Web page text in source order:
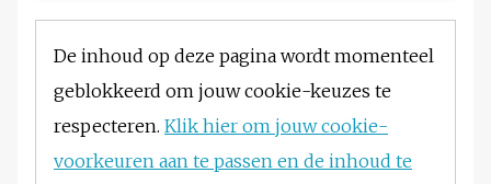
De inhoud op deze pagina wordt momenteel
geblokkeerd om jouw cookie-keuzes te
respecteren. Klik hier om jouw cookie-
voorkeuren aan te passen en de inhoud te